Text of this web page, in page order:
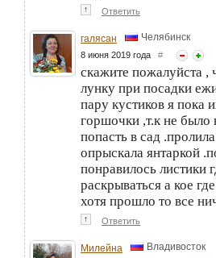
↑ Ответить
галясан Челябинск
8 июня 2019 года #
скажите пожалуйста ,
лунку при посадки
пару кустиков я пока
горшочки ,т.к не было
попасть в сад
опрыскала янтаркой
понравилось листики
раскрываться а кое
хотя прошло то все
↑ Ответить
Милейна Владивосток